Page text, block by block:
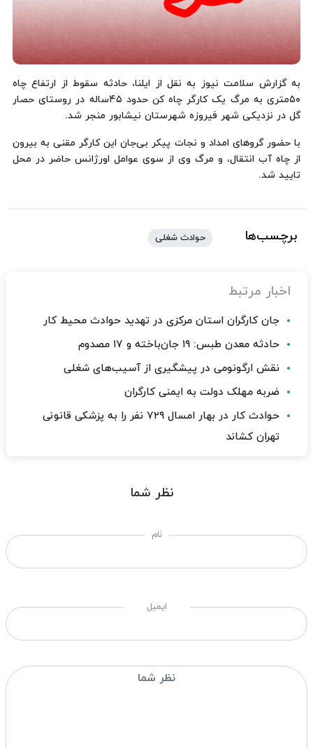
به گزارش سلامت نیوز به نقل از ایلنا، حادثه سقوط از ارتفاع چاه
۵۰متری به مرگ یک کارگر چاه کن حدود ۴۵ساله در روستای حصار
گل در نزدیکی شهر فیروزه شهرستان نیشابور منجر شد.
با حضور گروهای امداد و نجات پیکر بی‌جان این کارگر مقنی به بیرون
از چاه آب انتقال، و مرگ وی از سوی عوامل اورژانس حاضر در محل
تایید شد.
برچسب‌ها حوادث شغلی
اخبار مرتبط
جان کارگران استان مرکزی در تهدید حوادث محیط کار
حادثه معدن طبس: ۱۹ جان‌باخته و ۱۷ مصدوم
نقش ارگونومی در پیشگیری از آسیب‌های شغلی
ضربه مهلک دولت به ایمنی کارگران
حوادث کار در بهار امسال ۷۲۹ نفر را به پزشکی قانونی
تهران کشاند
نظر شما
نام
ایمیل